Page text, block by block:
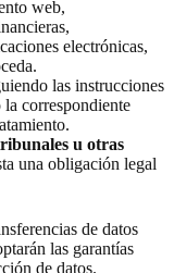
web,
electrónicas,
las instrucciones
correspondiente
u otras
una obligación legal
de datos
las garantías
de datos.